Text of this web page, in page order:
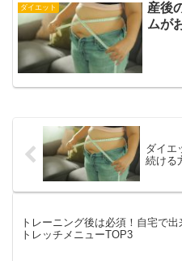
ダイエット
産後
ムが
ダイエ
続ける
トレーニング後は必須！自宅で出
トレッチメニューTOP3